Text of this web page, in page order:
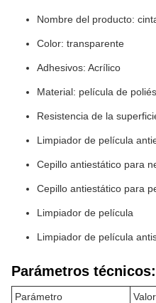
Nombre del producto:
Color: transparente
Adhesivos: Acrílico
Material: película de
Resistencia de la
Limpiador de película
Cepillo antiestático para
Cepillo antiestático para
Limpiador de película
Limpiador de película
Parámetros técnicos:
Parámetro
Valor